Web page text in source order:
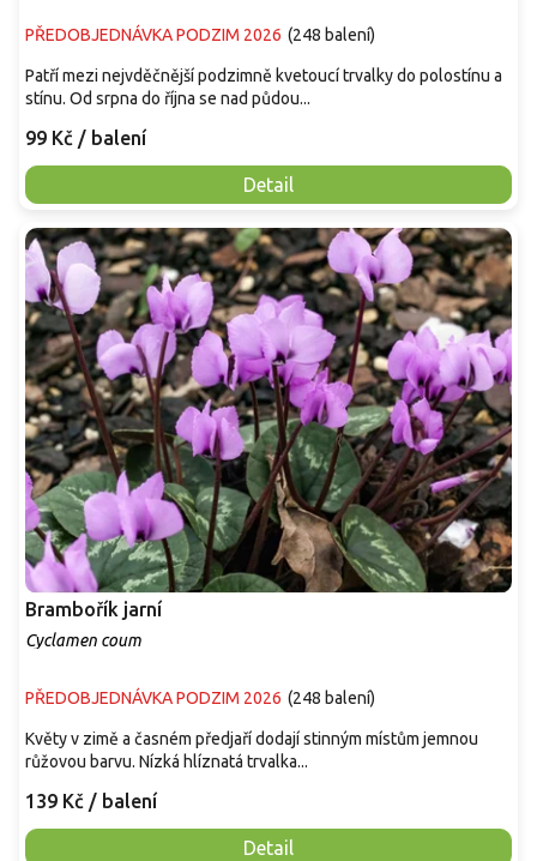
PŘEDOBJEDNÁVKA PODZIM 2026 (248 balení)
99 Kč / balení
Detail
Patří mezi nejvděčnější podzimně kvetoucí trvalky do polostínu a
stínu. Od srpna do října se nad půdou...
Brambořík jarní
Cyclamen coum
PŘEDOBJEDNÁVKA PODZIM 2026 (248 balení)
139 Kč / balení
Detail
Květy v zimě a časném předjaří dodají stinným místům jemnou
růžovou barvu. Nízká hlíznatá trvalka...